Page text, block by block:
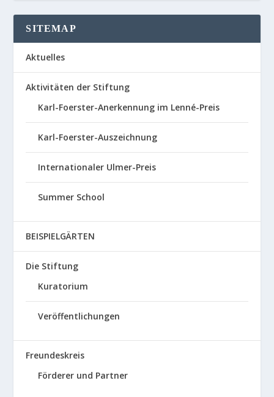
SITEMAP
Aktuelles
Aktivitäten der Stiftung
Karl-Foerster-Anerkennung im Lenné-Preis
Karl-Foerster-Auszeichnung
Internationaler Ulmer-Preis
Summer School
BEISPIELGÄRTEN
Die Stiftung
Kuratorium
Veröffentlichungen
Freundeskreis
Förderer und Partner